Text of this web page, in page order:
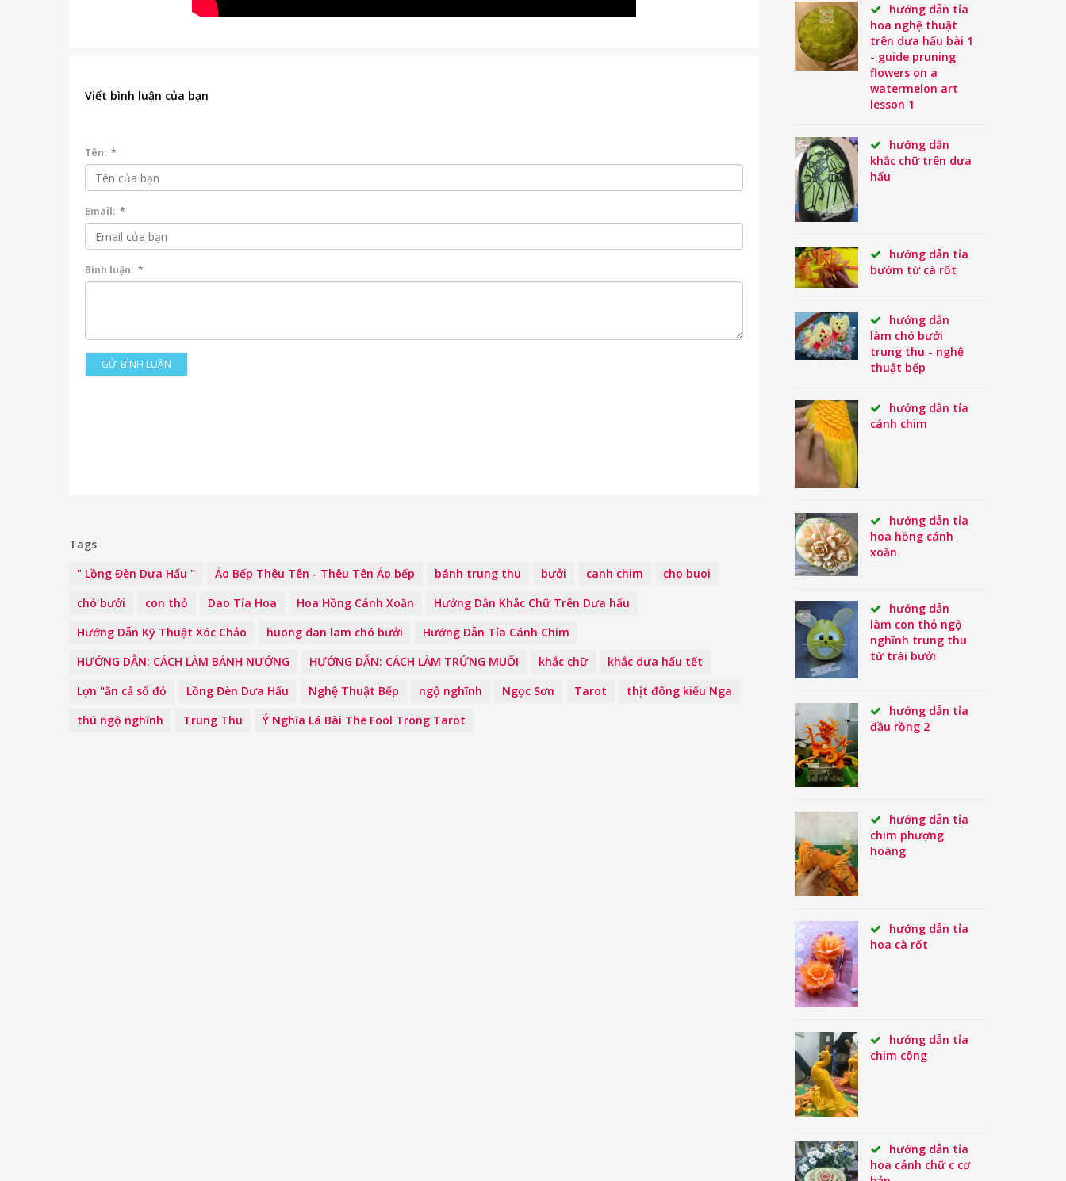
Viết bình luận của bạn
Tên: *
Email: *
Bình luận: *
GỬI BÌNH LUẬN
Tags
" Lồng Đèn Dưa Hấu "
Áo Bếp Thêu Tên - Thêu Tên Áo bếp bánh trung thu bưởi canh chim
cho buoi
chó bưởi
con thỏ Dao Tỉa Hoa Hoa Hồng Cánh Xoăn
Hướng Dẫn Khắc Chữ Trên Dưa hấu
Hướng Dẫn Kỹ Thuật Xóc Chảo
huong dan lam chó bưởi
Hướng Dẫn Tỉa Cánh Chim
HƯỚNG DẪN: CÁCH LÀM BÁNH NƯỚNG
HƯỚNG DẪN: CÁCH LÀM TRỨNG MUỐI khắc chữ
khắc dưa hấu tết
Lợn "ăn cả sổ đỏ
Lồng Đèn Dưa Hấu Nghệ Thuật Bếp ngộ nghĩnh Ngọc Sơn Tarot
thịt đông kiểu Nga
thú ngộ nghĩnh
Trung Thu Ý Nghĩa Lá Bài The Fool Trong Tarot
hướng dẫn tỉa
hoa nghệ thuật
trên dưa hấu bài 1
- guide pruning
flowers on a
watermelon art
lesson 1
hướng dẫn
khắc chữ trên dưa
hấu
hướng dẫn tỉa
bướm từ cà rốt
hướng dẫn
làm chó bưởi
trung thu - nghệ
thuật bếp
hướng dẫn tỉa
cánh chim
hướng dẫn tỉa
hoa hồng cánh
xoăn
hướng dẫn
làm con thỏ ngộ
nghĩnh trung thu
từ trái bưởi
hướng dẫn tỉa
đầu rồng 2
hướng dẫn tỉa
chim phượng
hoàng
hướng dẫn tỉa
hoa cà rốt
hướng dẫn tỉa
chim công
hướng dẫn tỉa
hoa cánh chữ c cơ